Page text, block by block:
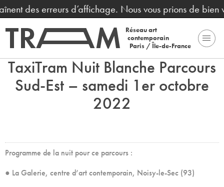
des erreurs d’affichage. Nous vous prions de bien
Réseau art
contemporain
Paris / Île-de-France
TaxiTram Nuit Blanche Parcours
Sud-Est – samedi 1er octobre
2022
Programme de la nuit pour ce parcours :
● La Galerie, centre d’art contemporain, Noisy-le-Sec (93)